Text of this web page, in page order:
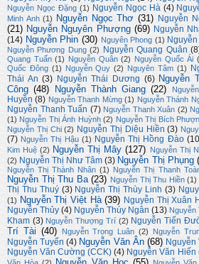
Nguyễn Ngọc Đặng (1) Nguyễn Ngọc Hà (4)
Minh Anh (1) Nguyễn Ngọc Thơ (31) Nguyễn
(21) Nguyễn Nguyên Phượng (69) Nguyễn
(14) Nguyễn Phin (30) Nguyên Phong (1)
Nguyễn Phương Dung (2) Nguyễn Quang Quân
Quang Tuấn (1) Nguyễn Quân (2) Nguyễn Quốc Ái
Quốc Đông (1) Nguyễn Quy (2) Nguyên Tâm (1)
Thái An (3) Nguyễn Thái Dương (6) Nguyễn
Công (48) Nguyễn Thành Giang (22)
Huyền (8) Nguyễn Thanh Mừng (1) Nguyễn Thánh
Nguyễn Thanh Tuấn (7) Nguyễn Thanh Xuân (2)
(1) Nguyễn Thị Ánh Huỳnh (2) Nguyễn Thị Bích
Nguyễn Thị Chi (2) Nguyễn Thị Diệu Hiền (3)
(7) Nguyễn Thị Hậu (1) Nguyễn Thị Hồng Đào
Kim Huệ (2) Nguyễn Thị Mây (127) Nguyễn Thị
(2) Nguyễn Thị Như Tâm (3) Nguyễn Thị Phụng
Nguyễn Thị Thành Nhân (1) Nguyễn Thị Thanh
Nguyễn Thị Thu Ba (23) Nguyễn Thị Thu Hiền (1)
Thị Thu Thuý (3) Nguyễn Thị Thùy Linh (3)
(1) Nguyễn Thị Việt Hà (39) Nguyễn Thị Xuân
Nguyễn Thủy (4) Nguyễn Thúy Ngân (13) Nguyễn
Kham (3) Nguyễn Thượng Trí (2) Nguyễn Tiến
Trí Tài (40) Nguyễn Trọng Luân (2) Nguyễn
Nguyễn Tuyển (4) Nguyễn Văn Ân (68) Nguyễn
Nguyễn Văn Cường (CCK) (4) Nguyễn Văn Hiến